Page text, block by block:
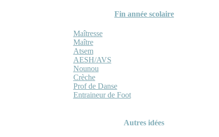
Fin année scolaire
Maîtresse
Maître
Atsem
AESH/AVS
Nounou
Crèche
Prof de Danse
Entraineur de Foot
Autres idées